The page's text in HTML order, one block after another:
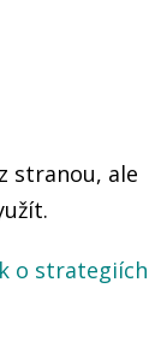
stranou, ale
o strategiích